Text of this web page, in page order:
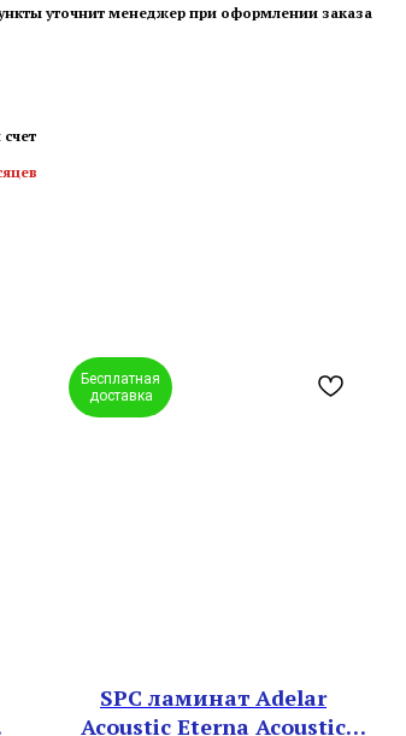
уточнит менеджер при оформлении заказа
Бесплатная
доставка
SPC ламинат Adelar
Acoustic Eterna Acoustic